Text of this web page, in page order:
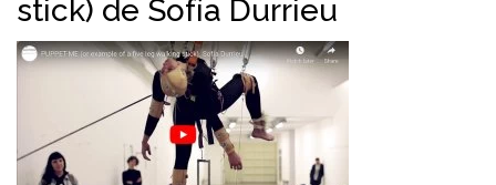
stick) de Sofía Durrieu